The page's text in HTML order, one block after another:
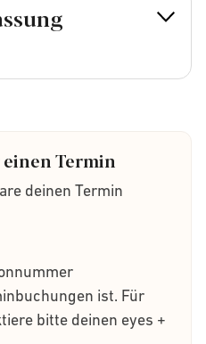
Termin
deinen Termin
ist. Für
bitte deinen eyes +